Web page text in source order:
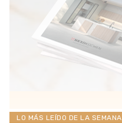
LO MÁS LEÍDO DE LA SEMANA